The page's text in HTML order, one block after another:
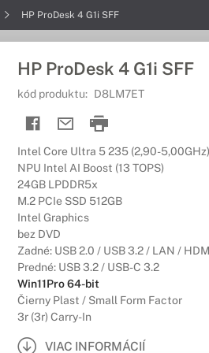
HP ProDesk 4 G1i SFF
HP ProDesk 4 G1i SFF
kód produktu: D8LM7ET
Intel Core Ultra 5 235 (2,90-5,00GHz)
NPU Intel AI Boost (13 TOPS)
24GB LPDDR5x
M.2 PCIe SSD 512GB
Intel Graphics
bez DVD
Zadné: USB 2.0 / USB 3.2 / LAN /
Predné: USB 3.2 / USB-C 3.2
Win11Pro 64-bit
Čierny Plast / Small Form Factor
3r (3r) Carry-In
VIAC INFORMÁCIÍ